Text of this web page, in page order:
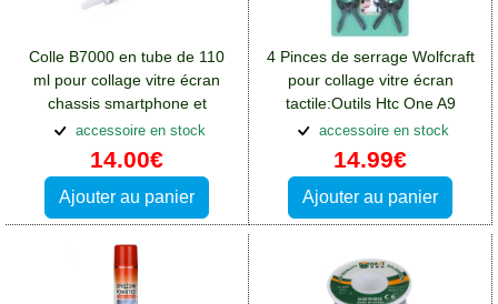
Colle B7000 en tube de 110
ml pour collage vitre écran
chassis smartphone et
tablette:Outils Htc One A9
accessoire en stock
14.00€
Ajouter au panier
4 Pinces de serrage Wolfcraft
pour collage vitre écran
tactile:Outils Htc One A9
accessoire en stock
14.99€
Ajouter au panier